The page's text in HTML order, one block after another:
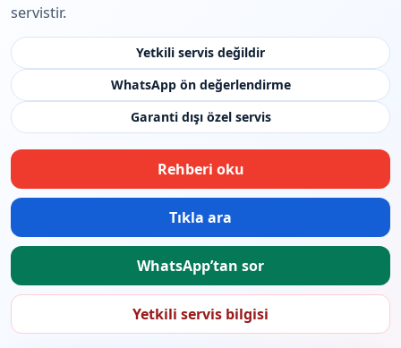
servistir.
Yetkili servis değildir
WhatsApp ön değerlendirme
Garanti dışı özel servis
Rehberi oku
Tıkla ara
WhatsApp’tan sor
Yetkili servis bilgisi